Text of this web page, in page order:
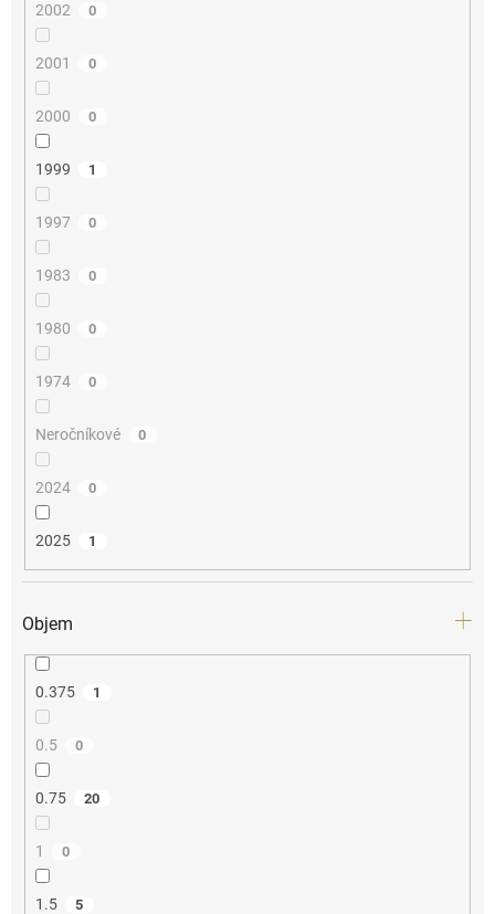
2002 0
2001 0
2000 0
1999 1
1997 0
1983 0
1980 0
1974 0
Neročníkové 0
2024 0
2025 1
Objem
0.375 1
0.5 0
0.75 20
1 0
1.5 5